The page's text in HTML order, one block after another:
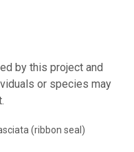
by this project and
or species may
(ribbon seal)